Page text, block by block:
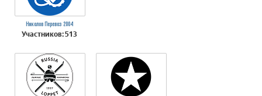
Николов Перевоз 2004
Участников: 513